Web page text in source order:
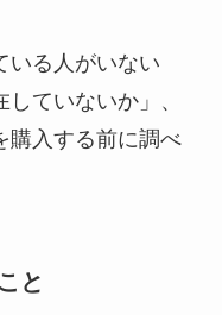
いる人がいない
ていないか」、
購入する前に調べ
と